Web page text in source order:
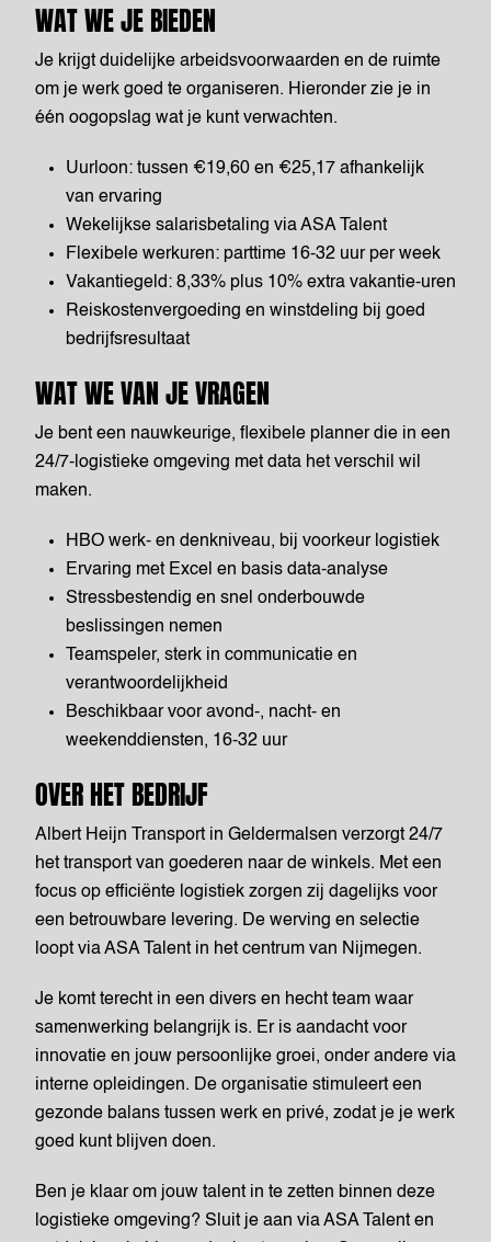
WAT WE JE BIEDEN
Je krijgt duidelijke arbeidsvoorwaarden en de ruimte
om je werk goed te organiseren. Hieronder zie je in
één oogopslag wat je kunt verwachten.
Uurloon: tussen €19,60 en €25,17 afhankelijk
van ervaring
Wekelijkse salarisbetaling via ASA Talent
Flexibele werkuren: parttime 16-32 uur per week
Vakantiegeld: 8,33% plus 10% extra vakantie-uren
Reiskostenvergoeding en winstdeling bij goed
bedrijfsresultaat
WAT WE VAN JE VRAGEN
Je bent een nauwkeurige, flexibele planner die in een
24/7-logistieke omgeving met data het verschil wil
maken.
HBO werk- en denkniveau, bij voorkeur logistiek
Ervaring met Excel en basis data-analyse
Stressbestendig en snel onderbouwde
beslissingen nemen
Teamspeler, sterk in communicatie en
verantwoordelijkheid
Beschikbaar voor avond-, nacht- en
weekenddiensten, 16-32 uur
OVER HET BEDRIJF
Albert Heijn Transport in Geldermalsen verzorgt 24/7
het transport van goederen naar de winkels. Met een
focus op efficiënte logistiek zorgen zij dagelijks voor
een betrouwbare levering. De werving en selectie
loopt via ASA Talent in het centrum van Nijmegen.
Je komt terecht in een divers en hecht team waar
samenwerking belangrijk is. Er is aandacht voor
innovatie en jouw persoonlijke groei, onder andere via
interne opleidingen. De organisatie stimuleert een
gezonde balans tussen werk en privé, zodat je je werk
goed kunt blijven doen.
Ben je klaar om jouw talent in te zetten binnen deze
logistieke omgeving? Sluit je aan via ASA Talent en